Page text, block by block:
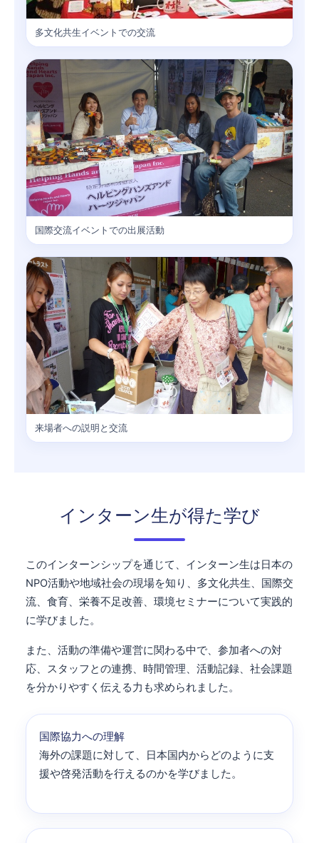
多文化共生イベントでの交流
国際交流イベントでの出展活動
来場者への説明と交流
インターン生が得た学び
このインターンシップを通じて、インターン生は日本の
NPO活動や地域社会の現場を知り、多文化共生、国際交
流、食育、栄養不足改善、環境セミナーについて実践的
に学びました。
また、活動の準備や運営に関わる中で、参加者への対
応、スタッフとの連携、時間管理、活動記録、社会課題
を分かりやすく伝える力も求められました。
国際協力への理解
海外の課題に対して、日本国内からどのように支
援や啓発活動を行えるのかを学びました。